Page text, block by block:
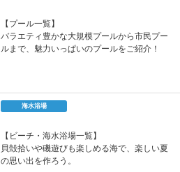
【プール一覧】
バラエティ豊かな大規模プールから市民プー
ルまで、魅力いっぱいのプールをご紹介！
海水浴場
【ビーチ・海水浴場一覧】
貝殻拾いや磯遊びも楽しめる海で、楽しい夏
の思い出を作ろう。